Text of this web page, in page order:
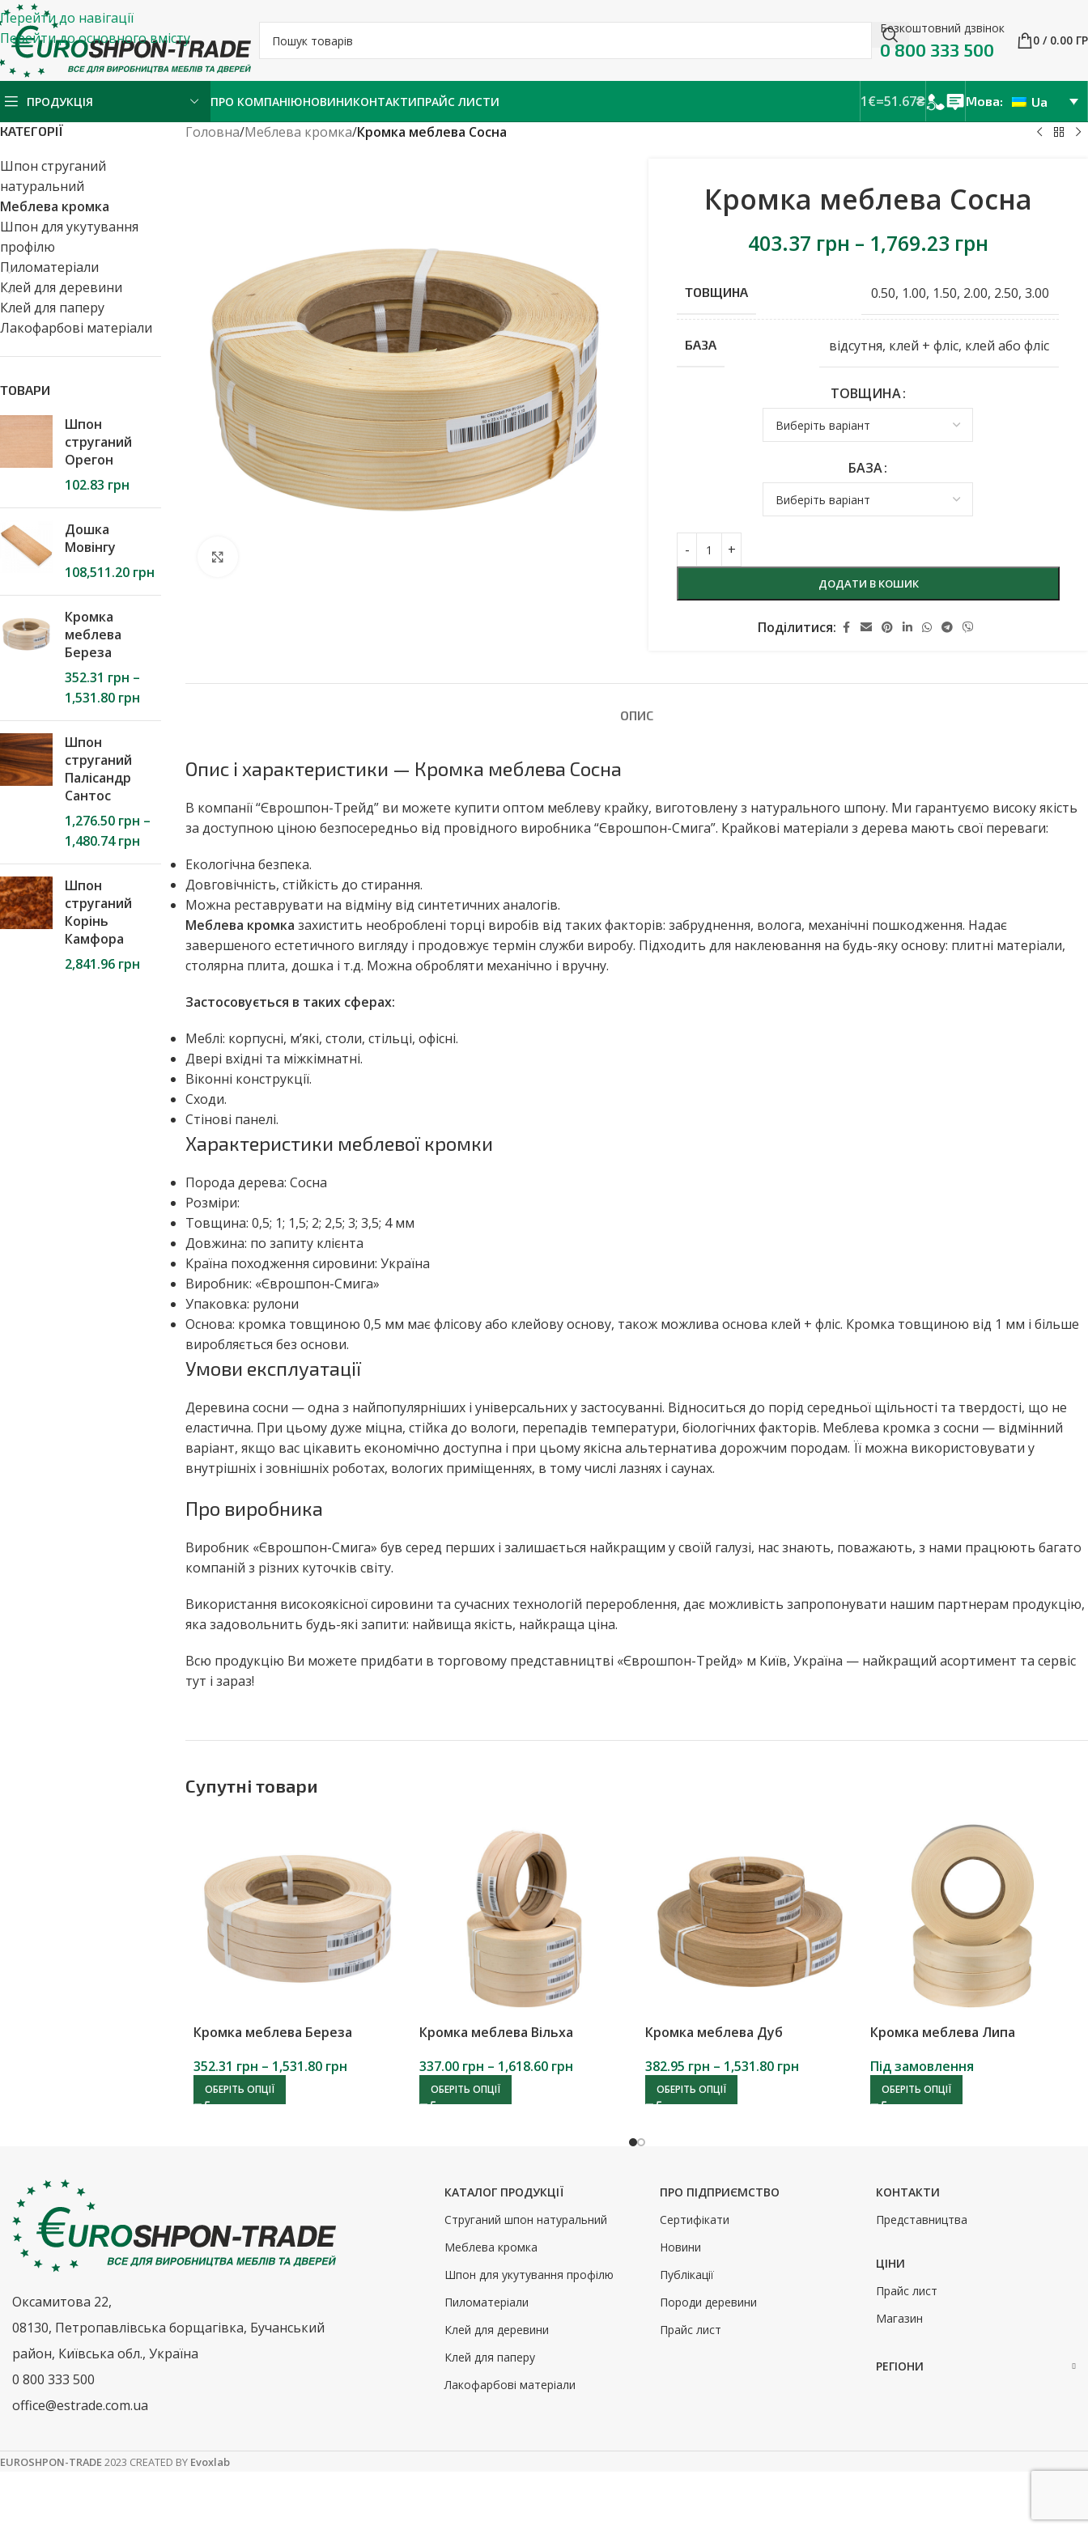
Перейти до навігації
Перейти до основного вмісту
Безкоштовний дзвінок
0 800 333 500 0 / 0.00
ПРОДУКЦІЯ ПРО КОМПАНІЮНОВИНИКОНТАКТИПРАЙС ЛИСТИ 1€=51.67₴ Мова:
Ua
КАТЕГОРІЇ
Шпон струганий
натуральний
Меблева кромка
Шпон для укутування
профілю
Пиломатеріали
Клей для деревини
Клей для паперу
Лакофарбові матеріали
ТОВАРИ
Шпон
струганий
Орегон
102.83 грн
Дошка
Мовінгу
108,511.20 грн
Кромка
меблева
Береза
352.31 грн –
1,531.80 грн
Шпон
струганий
Палісандр
Сантос
1,276.50 грн –
1,480.74грн
Шпон
струганий
Корінь
Камфора
2,841.96 грн
Головна/Меблева кромка/Кромка меблева Сосна
Кромка меблева Сосна
403.37 грн – 1,769.23 грн
ТОВЩИНА 0.50, 1.00, 1.50, 2.00, 2.50,3.00
БАЗА відсутня, клей + фліс, клей або фліс
ТОВЩИНА
БАЗА
ДОДАТИ В КОШИК
Поділитися:
ОПИС
Опис і характеристики — Кромка меблева Сосна
В компанії “Єврошпон-Трейд” ви можете купити оптом меблеву крайку, виготовлену з натурального шпону. Ми гарантуємо високу якість
за доступною ціною безпосередньо від провідного виробника “Єврошпон-Смига”. Крайкові матеріали з дерева мають свої переваги:
Екологічна безпека.
Довговічність, стійкість до стирання.
Можна реставрувати на відміну від синтетичних аналогів.
Меблева кромка захистить необроблені торці виробів від таких факторів: забруднення, волога, механічні пошкодження. Надає
завершеного естетичного вигляду і продовжує термін служби виробу. Підходить для наклеювання на будь-яку основу: плитні матеріали,
столярна плита, дошка і т.д. Можна обробляти механічно і вручну.
Застосовується в таких сферах:
Меблі: корпусні, м’які, столи, стільці, офісні.
Двері вхідні та міжкімнатні.
Віконні конструкції.
Сходи.
Стінові панелі.
Характеристики меблевої кромки
Порода дерева: Сосна
Розміри:
Товщина: 0,5; 1; 1,5; 2; 2,5; 3; 3,5; 4 мм
Довжина: по запиту клієнта
Країна походження сировини: Україна
Виробник: «Єврошпон-Смига»
Упаковка: рулони
Основа: кромка товщиною 0,5 мм має флісову або клейову основу, також можлива основа клей + фліс. Кромка товщиною від 1 мм і більше
виробляється без основи.
Умови експлуатації
Деревина сосни — одна з найпопулярніших і універсальних у застосуванні. Відноситься до порід середньої щільності та твердості, що не
еластична. При цьому дуже міцна, стійка до вологи, перепадів температури, біологічних факторів. Меблева кромка з сосни — відмінний
варіант, якщо вас цікавить економічно доступна і при цьому якісна альтернатива дорожчим породам. Її можна використовувати у
внутрішніх і зовнішніх роботах, вологих приміщеннях, в тому числі лазнях і саунах.
Про виробника
Виробник «Єврошпон-Смига» був серед перших і залишається найкращим у своїй галузі, нас знають, поважають, з нами працюють багато
компаній з різних куточків світу.
Використання високоякісної сировини та сучасних технологій перероблення, дає можливість запропонувати нашим партнерам продукцію,
яка задовольнить будь-які запити: найвища якість, найкраща ціна.
Всю продукцію Ви можете придбати в торговому представництві «Єврошпон-Трейд» м Київ, Україна — найкращий асортимент та сервіс
тут і зараз!
Супутні товари
Кромка меблева Береза
352.31 грн – 1,531.80 грн
ОБЕРІТЬ ОПЦІЇ
Кромка меблева Вільха
337.00грн – 1,618.60грн
ОБЕРІТЬ ОПЦІЇ
Кромка меблева Дуб
382.95 грн – 1,531.80грн
ОБЕРІТЬ ОПЦІЇ
Кромка меблева Липа
Під замовлення
ОБЕРІТЬ ОПЦІЇ
Оксамитова 22,
08130, Петропавлівська борщагівка, Бучанський
район, Київська обл., Україна
0 800 333 500
office@estrade.com.ua
КАТАЛОГ ПРОДУКЦІЇ
Струганий шпон натуральний
Меблева кромка
Шпон для укутування профілю
Пиломатеріали
Клей для деревини
Клей для паперу
Лакофарбові матеріали
ПРО ПІДПРИЄМСТВО
Сертифікати
Новини
Публікації
Породи деревини
Прайс лист
КОНТАКТИ
Представництва
ЦІНИ
Прайс лист
Магазин
РЕГІОНИ
EUROSHPON-TRADE2023 CREATED BY Evoxlab